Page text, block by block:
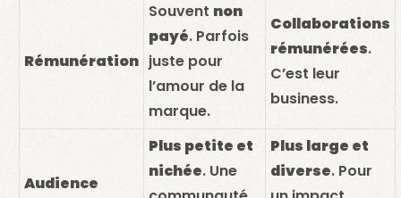
Rémunération
Souvent non
payé. Parfois
juste pour
l’amour de la
marque.
Collaborations
rémunérées.
C’est leur
business.
Audience
Plus petite et
nichée. Une
Plus large et
diverse. Pour